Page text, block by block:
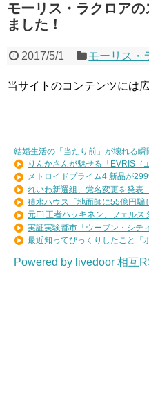
モーリス・ラクロア
ました！
2017/5/1 モーリス・
当サイトのコンテンツには
結婚生活の「当たり前」が壊れる瞬
りんかさんが魅せる「EVRIS（
メトロイドプライム4 新品が
れいわ新選組、党名変更を発表
積水ハウス「地面師に55億円
元F1王者ハッキネン、フェルス
実証実験都市「ウーブン・シテ
最近知ってびっくりしたこと『
Powered by livedoor 相互